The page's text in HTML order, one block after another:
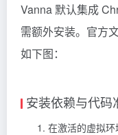
Vanna 默认集成
需额外安装。官方
如下图：
安装依赖与代码
在激活的虚拟环